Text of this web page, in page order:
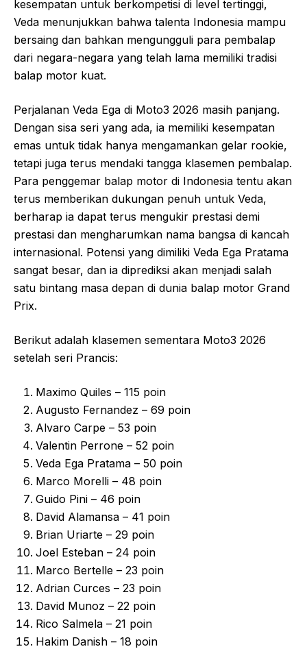
kesempatan untuk berkompetisi di level tertinggi,
Veda menunjukkan bahwa talenta Indonesia mampu
bersaing dan bahkan mengungguli para pembalap
dari negara-negara yang telah lama memiliki tradisi
balap motor kuat.
Perjalanan Veda Ega di Moto3 2026 masih panjang.
Dengan sisa seri yang ada, ia memiliki kesempatan
emas untuk tidak hanya mengamankan gelar rookie,
tetapi juga terus mendaki tangga klasemen pembalap.
Para penggemar balap motor di Indonesia tentu akan
terus memberikan dukungan penuh untuk Veda,
berharap ia dapat terus mengukir prestasi demi
prestasi dan mengharumkan nama bangsa di kancah
internasional. Potensi yang dimiliki Veda Ega Pratama
sangat besar, dan ia diprediksi akan menjadi salah
satu bintang masa depan di dunia balap motor Grand
Prix.
Berikut adalah klasemen sementara Moto3 2026
setelah seri Prancis:
Maximo Quiles – 115 poin
Augusto Fernandez – 69 poin
Alvaro Carpe – 53 poin
Valentin Perrone – 52 poin
Veda Ega Pratama – 50 poin
Marco Morelli – 48 poin
Guido Pini – 46 poin
David Alamansa – 41 poin
Brian Uriarte – 29 poin
Joel Esteban – 24 poin
Marco Bertelle – 23 poin
Adrian Curces – 23 poin
David Munoz – 22 poin
Rico Salmela – 21 poin
Hakim Danish – 18 poin